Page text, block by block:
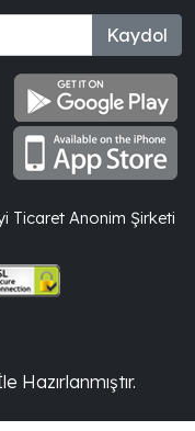
Kaydol
Ticaret Anonim Şirketi
Hazırlanmıştır.